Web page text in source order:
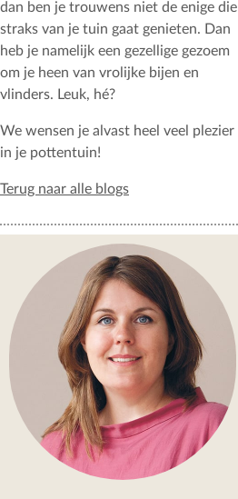
dan ben je trouwens niet de enige die
straks van je tuin gaat genieten. Dan
heb je namelijk een gezellige gezoem
om je heen van vrolijke bijen en
vlinders. Leuk, hé?
We wensen je alvast heel veel plezier
in je pottentuin!
Terug naar alle blogs